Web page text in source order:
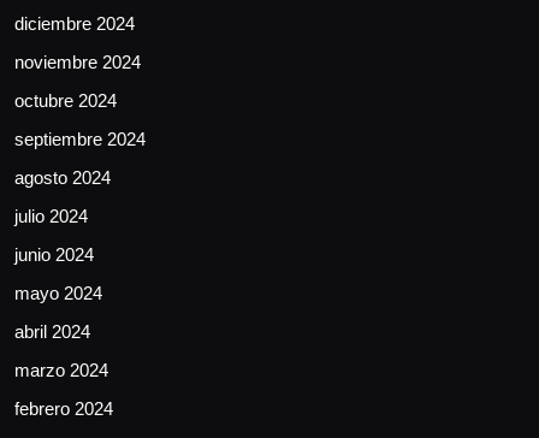
diciembre 2024
noviembre 2024
octubre 2024
septiembre 2024
agosto 2024
julio 2024
junio 2024
mayo 2024
abril 2024
marzo 2024
febrero 2024